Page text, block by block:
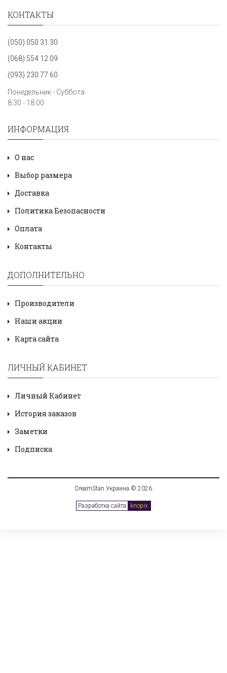
КОНТАКТЫ
(050) 050 31 30
(068) 554 12 09
(093) 230 77 60
Понедельник - Суббота
8:30 - 18:00
ИНФОРМАЦИЯ
О нас
Выбор размера
Доставка
Политика Безопасности
Оплата
Контакты
ДОПОЛНИТЕЛЬНО
Производители
Наши акции
Карта сайта
ЛИЧНЫЙ КАБИНЕТ
Личный Кабинет
История заказов
Заметки
Подписка
DreamStan Украина © 2026
Разработка сайта knopix